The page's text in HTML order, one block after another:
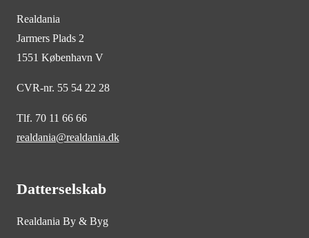
Realdania
Jarmers Plads 2
1551 København V
CVR-nr. 55 54 22 28
Tlf. 70 11 66 66
realdania@realdania.dk
Datterselskab
Realdania By & Byg